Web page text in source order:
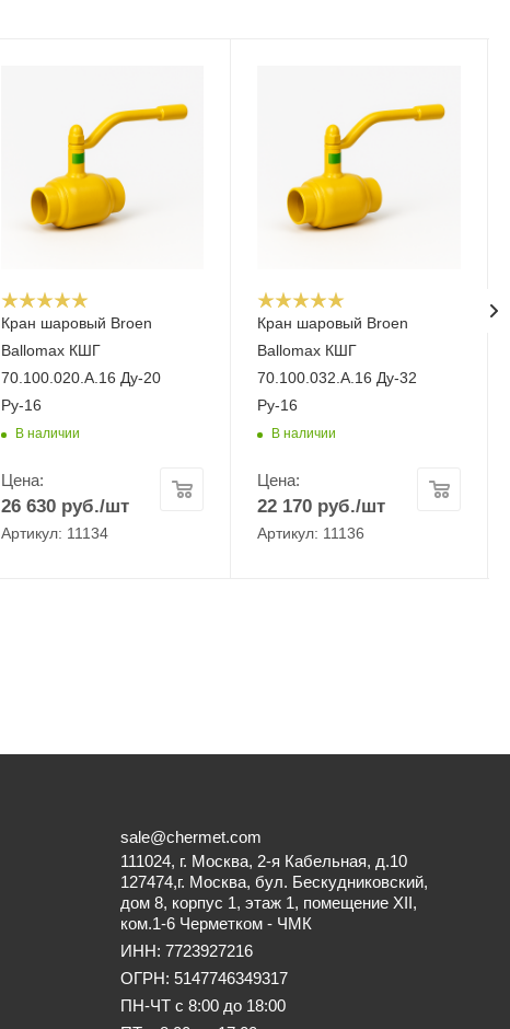
Кран шаровый Broen
Ballomax КШГ
70.100.020.А.16 Ду-20
Ру-16
В наличии
Цена:
26 630руб./шт
Артикул: 11134
Кран шаровый Broen
Ballomax КШГ
70.100.032.А.16 Ду-32
Ру-16
В наличии
Цена:
22 170 руб./шт
Артикул: 11136
sale@chermet.com
111024, г. Москва, 2-я Кабельная, д.10
127474,г. Москва, бул. Бескудниковский,
дом 8, корпус 1, этаж 1, помещение XII,
ком.1-6 Черметком - ЧМК
ИНН: 7723927216
ОГРН: 5147746349317
ПН-ЧТ с 8:00 до 18:00